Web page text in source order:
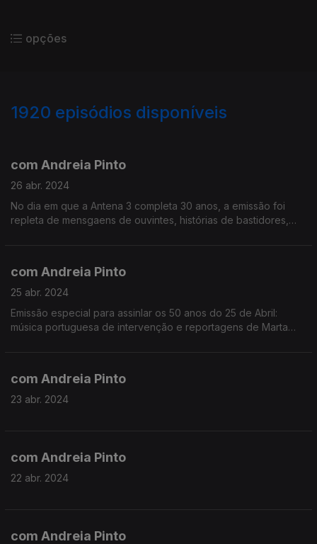
opções
1920 episódios disponíveis
com Andreia Pinto
26 abr. 2024
No dia em que a Antena 3 completa 30 anos, a emissão foi
repleta de mensgaens de ouvintes, histórias de bastidores,
com Andreia Pinto
25 abr. 2024
Emissão especial para assinlar os 50 anos do 25 de Abril:
música portuguesa de intervenção e reportagens de Marta
com Andreia Pinto
23 abr. 2024
com Andreia Pinto
22 abr. 2024
com Andreia Pinto